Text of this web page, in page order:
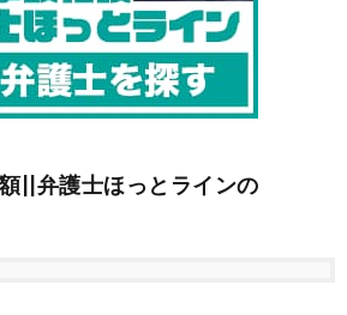
||弁護士ほっとラインの